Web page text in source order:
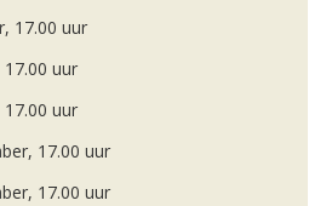
17.00 uur
uur
uur
17.00 uur
17.00 uur